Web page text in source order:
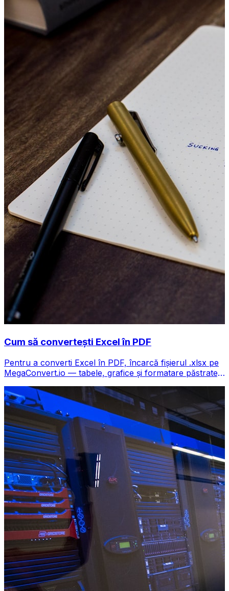
Cum să convertești Excel în PDF
Pentru a converti Excel în PDF, încarcă fișierul .xlsx pe
MegaConvert.io — tabele, grafice și formatare păstrate,